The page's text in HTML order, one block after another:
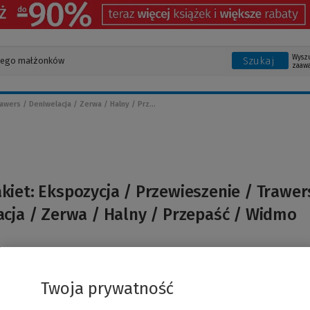
Szukaj
/ Deniwelacja / Zerwa / Halny / Prz...
Ekspozycja / Przewieszenie /
/ Zerwa / Halny / Przepaść / Widmo
Twoja prywatność